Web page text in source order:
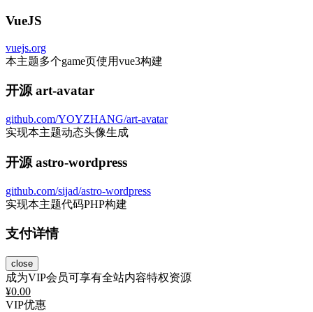
VueJS
vuejs.org
本主题多个game页使用vue3构建
开源 art-avatar
github.com/YOYZHANG/art-avatar
实现本主题动态头像生成
开源 astro-wordpress
github.com/sijad/astro-wordpress
实现本主题代码PHP构建
支付详情
close
成为VIP会员可享有全站内容特权资源
¥0.00
VIP优惠